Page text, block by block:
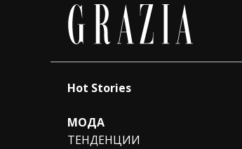
Hot Stories
МОДА
ТЕНДЕНЦИИ